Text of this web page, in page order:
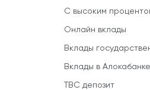
С высоким
Онлайн вклады
Вклады
Вклады в Алокабанке
TBC депозит